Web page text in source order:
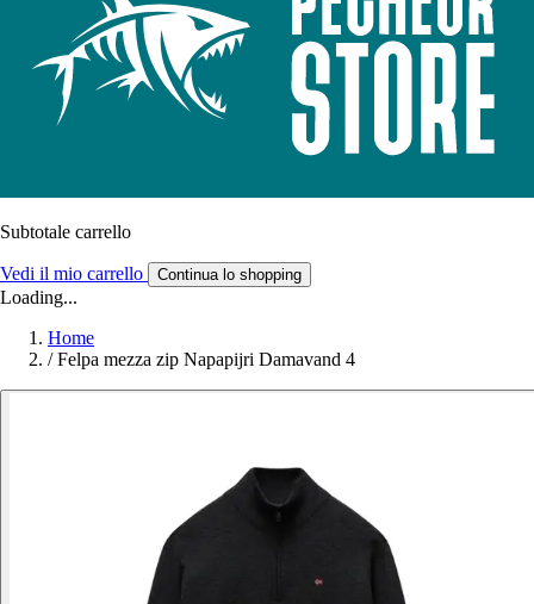
Subtotale carrello
Vedi il mio carrello Continua lo shopping
Loading...
Home
/ Felpa mezza zip Napapijri Damavand 4